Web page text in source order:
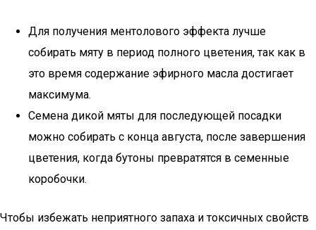
Для получения ментолового эффекта лучше
собирать мяту в период полного цветения, так как в
это время содержание эфирного масла достигает
максимума.
Семена дикой мяты для последующей посадки
можно собирать с конца августа, после завершения
цветения, когда бутоны превратятся в семенные
коробочки.
Чтобы избежать неприятного запаха и токсичных свойств